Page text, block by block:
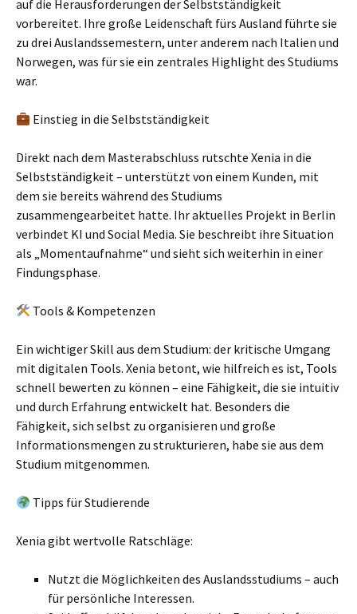
auf die Herausforderungen der Selbstständigkeit
vorbereitet. Ihre große Leidenschaft fürs Ausland führte sie
zu drei Auslandssemestern, unter anderem nach Italien und
Norwegen, was für sie ein zentrales Highlight des Studiums
war.
Einstieg in die Selbstständigkeit
Direkt nach dem Masterabschluss rutschte Xenia in die
Selbstständigkeit – unterstützt von einem Kunden, mit
dem sie bereits während des Studiums
zusammengearbeitet hatte. Ihr aktuelles Projekt in Berlin
verbindet KI und Social Media. Sie beschreibt ihre Situation
als „Momentaufnahme“ und sieht sich weiterhin in einer
Findungsphase.
Tools & Kompetenzen
Ein wichtiger Skill aus dem Studium: der kritische Umgang
mit digitalen Tools. Xenia betont, wie hilfreich es ist, Tools
schnell bewerten zu können – eine Fähigkeit, die sie intuitiv
und durch Erfahrung entwickelt hat. Besonders die
Fähigkeit, sich selbst zu organisieren und große
Informationsmengen zu strukturieren, habe sie aus dem
Studium mitgenommen.
Tipps für Studierende
Xenia gibt wertvolle Ratschläge:
Nutzt die Möglichkeiten des Auslandsstudiums – auch
für persönliche Interessen.